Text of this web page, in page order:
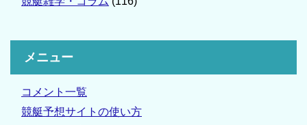
メニュー
コメント一覧
競艇予想サイトの使い方